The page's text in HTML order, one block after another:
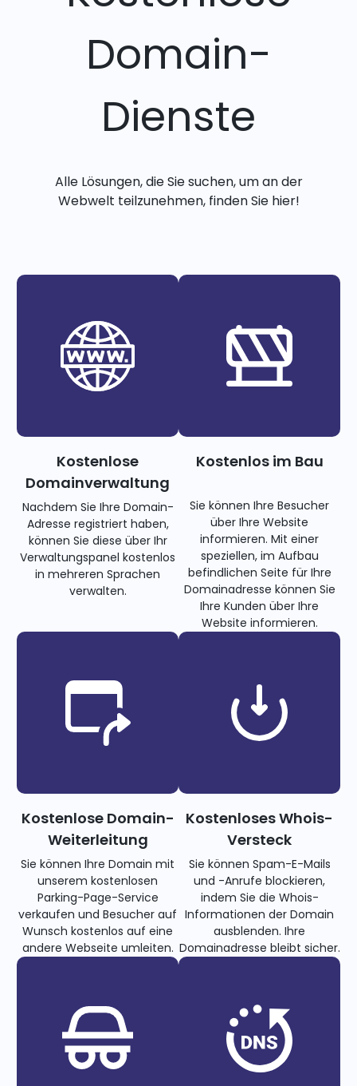
Domain-
Dienste
Alle Lösungen, die Sie suchen, um an der
Webwelt teilzunehmen, finden Sie hier!
Kostenlose
Domainverwaltung
Nachdem Sie Ihre Domain-
Adresse registriert haben,
können Sie diese über Ihr
Verwaltungspanel kostenlos
in mehreren Sprachen
verwalten.
Kostenlos im Bau
Sie können Ihre Besucher
über Ihre Website
informieren. Mit einer
speziellen, im Aufbau
befindlichen Seite für Ihre
Domainadresse können Sie
Ihre Kunden über Ihre
Website informieren.
Kostenlose Domain-
Weiterleitung
Sie können Ihre Domain mit
unserem kostenlosen
Parking-Page-Service
verkaufen und Besucher auf
Wunsch kostenlos auf eine
andere Webseite umleiten.
Kostenloses Whois-
Versteck
Sie können Spam-E-Mails
und -Anrufe blockieren,
indem Sie die Whois-
Informationen der Domain
ausblenden. Ihre
Domainadresse bleibt sicher.